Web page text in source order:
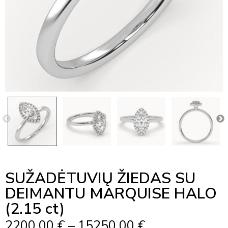
SUŽADĖTUVIŲ ŽIEDAS SU
DEIMANTU MARQUISE HALO
(2.15 ct)